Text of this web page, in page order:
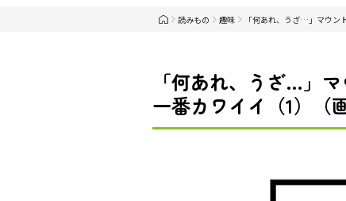
読みもの 趣味 「何あれ、うざ…」マウン
「何あれ、うざ…」
一番カワイイ（1）（